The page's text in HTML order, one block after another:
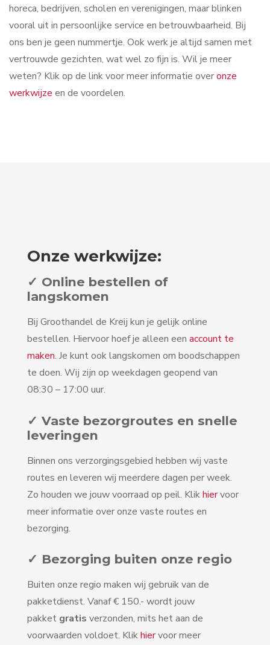
horeca, bedrijven, scholen en verenigingen, maar blinken
vooral uit in persoonlijke service en betrouwbaarheid. Bij
ons ben je geen nummertje. Ook werk je altijd samen met
vertrouwde gezichten, wat wel zo fijn is. Wil je meer
weten? Klik op de link voor meer informatie overonze
werkwijze en de voordelen.
Onze werkwijze:
✓ Online bestellen of
langskomen
Bij Groothandel de Kreij kun je gelijk online
bestellen. Hiervoor hoef je alleen een account te
maken. Je kunt ook langskomen om boodschappen
te doen. Wij zijn op weekdagen geopend van
08:30 – 17:00 uur.
✓ Vaste bezorgroutes en snelle
leveringen
Binnen ons verzorgingsgebied hebben wij vaste
routes en leveren wij meerdere dagen per week.
Zo houden we jouw voorraad op peil. Klikhiervoor
meer informatie over onze vaste routes en
bezorging.
✓ Bezorging buiten onze regio
Buiten onze regio maken wij gebruik van de
pakketdienst. Vanaf € 150.- wordt jouw
pakket gratis verzonden, mits het aan de
voorwaarden voldoet. Klikhiervoor meer